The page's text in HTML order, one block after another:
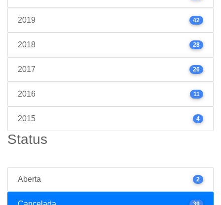
2019 42
2018 28
2017 26
2016 11
2015 4
Status
Aberta 2